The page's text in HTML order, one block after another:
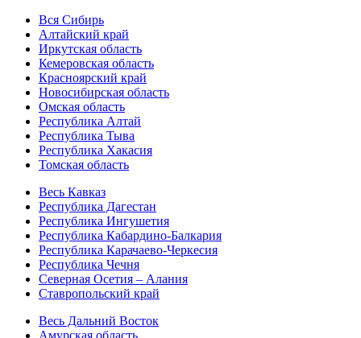
Вся Сибирь
Алтайский край
Иркутская область
Кемеровская область
Красноярский край
Новосибирская область
Омская область
Республика Алтай
Республика Тыва
Республика Хакасия
Томская область
Весь Кавказ
Республика Дагестан
Республика Ингушетия
Республика Кабардино-Балкария
Республика Карачаево-Черкесия
Республика Чечня
Северная Осетия – Алания
Ставропольский край
Весь Дальний Восток
Амурская область